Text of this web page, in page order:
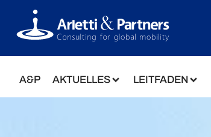
A&P AKTUELLES LEITFADEN